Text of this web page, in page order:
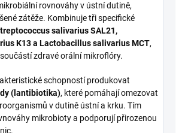
rovnováhy v ústní dutině,
zátěže. Kombinuje tři specifické
salivarius SAL21,
K13 a Lactobacillus salivarius MCT,
zdravé orální mikroflóry.
schopností produkovat
(lantibiotika), které pomáhají omezovat
v dutině ústní a krku. Tím
mikrobioty a podporují přirozenou